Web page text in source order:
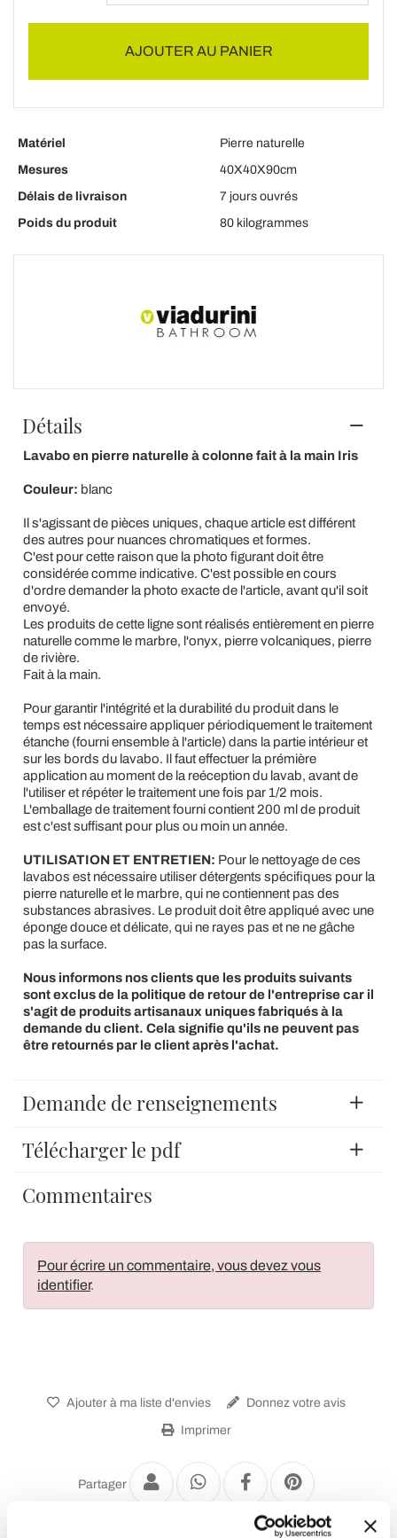
AJOUTER AU PANIER
Matériel
Pierre naturelle
Mesures
40X40X90cm
Délais de livraison
7 jours ouvrés
Poids du produit
80 kilogrammes
Détails
Lavabo en pierre naturelle à colonne fait à la main Iris
Couleur: blanc
Il s'agissant de pièces uniques, chaque article est différent
des autres pour nuances chromatiques et formes.
C'est pour cette raison que la photo figurant doit être
considérée comme indicative. C'est possible en cours
d'ordre demander la photo exacte de l'article, avant qu'il soit
envoyé.
Les produits de cette ligne sont réalisés entièrement en pierre
naturelle comme le marbre, l'onyx, pierre volcaniques, pierre
de rivière.
Fait à la main.
Pour garantir l'intégrité et la durabilité du produit dans le
temps est nécessaire appliquer périodiquement le traitement
étanche (fourni ensemble à l'article) dans la partie intérieur et
sur les bords du lavabo. Il faut effectuer la prémière
application au moment de la reéception du lavab, avant de
l'utiliser et répéter le traitement une fois par 1/2 mois.
L'emballage de traitement fourni contient 200 ml de produit
est c'est suffisant pour plus ou moin un année.
UTILISATION ET ENTRETIEN: Pour le nettoyage de ces
lavabos est nécessaire utiliser détergents spécifiques pour la
pierre naturelle et le marbre, qui ne contiennent pas des
substances abrasives. Le produit doit être appliqué avec une
éponge douce et délicate, qui ne rayes pas et ne ne gâche
pas la surface.
Nous informons nos clients que les produits suivants
sont exclus de la politique de retour de l'entreprise car il
s'agit de produits artisanaux uniques fabriqués à la
demande du client. Cela signifie qu'ils ne peuvent pas
être retournés par le client après l'achat.
Demande de renseignements
Télécharger le pdf
Commentaires
Pour écrire un commentaire, vous devez vous
identifier.
Ajouter à ma liste d'envies Donnez votre avis
Imprimer
Partager